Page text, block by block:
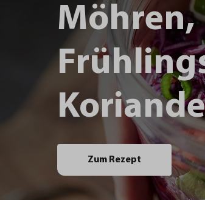
Möhren,
Zum Rezept